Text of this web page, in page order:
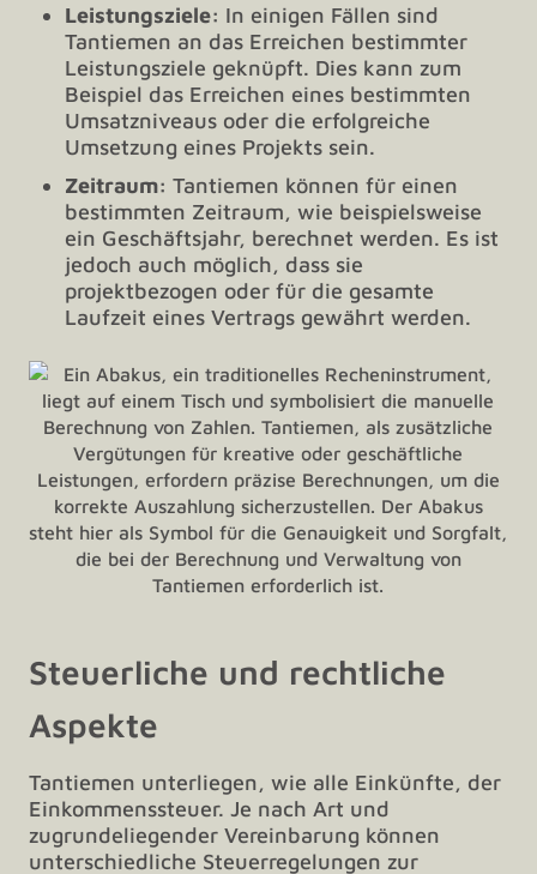
Leistungsziele: In einigen Fällen sind
Tantiemen an das Erreichen bestimmter
Leistungsziele geknüpft. Dies kann zum
Beispiel das Erreichen eines bestimmten
Umsatzniveaus oder die erfolgreiche
Umsetzung eines Projekts sein.
Zeitraum: Tantiemen können für einen
bestimmten Zeitraum, wie beispielsweise
ein Geschäftsjahr, berechnet werden. Es ist
jedoch auch möglich, dass sie
projektbezogen oder für die gesamte
Laufzeit eines Vertrags gewährt werden.
Steuerliche und rechtliche
Aspekte
Tantiemen unterliegen, wie alle Einkünfte, der
Einkommenssteuer. Je nach Art und
zugrundeliegender Vereinbarung können
unterschiedliche Steuerregelungen zur